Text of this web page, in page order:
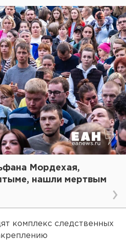
Мордехая,
нашли мертвым
комплекс следственных